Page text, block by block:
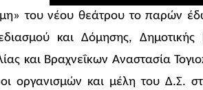
του νέου θεάτρου το παρών
και Δόμησης, Δημοτικής
και Βραχνεΐκων Αναστασία
οργανισμών και μέλη του Δ.Σ.